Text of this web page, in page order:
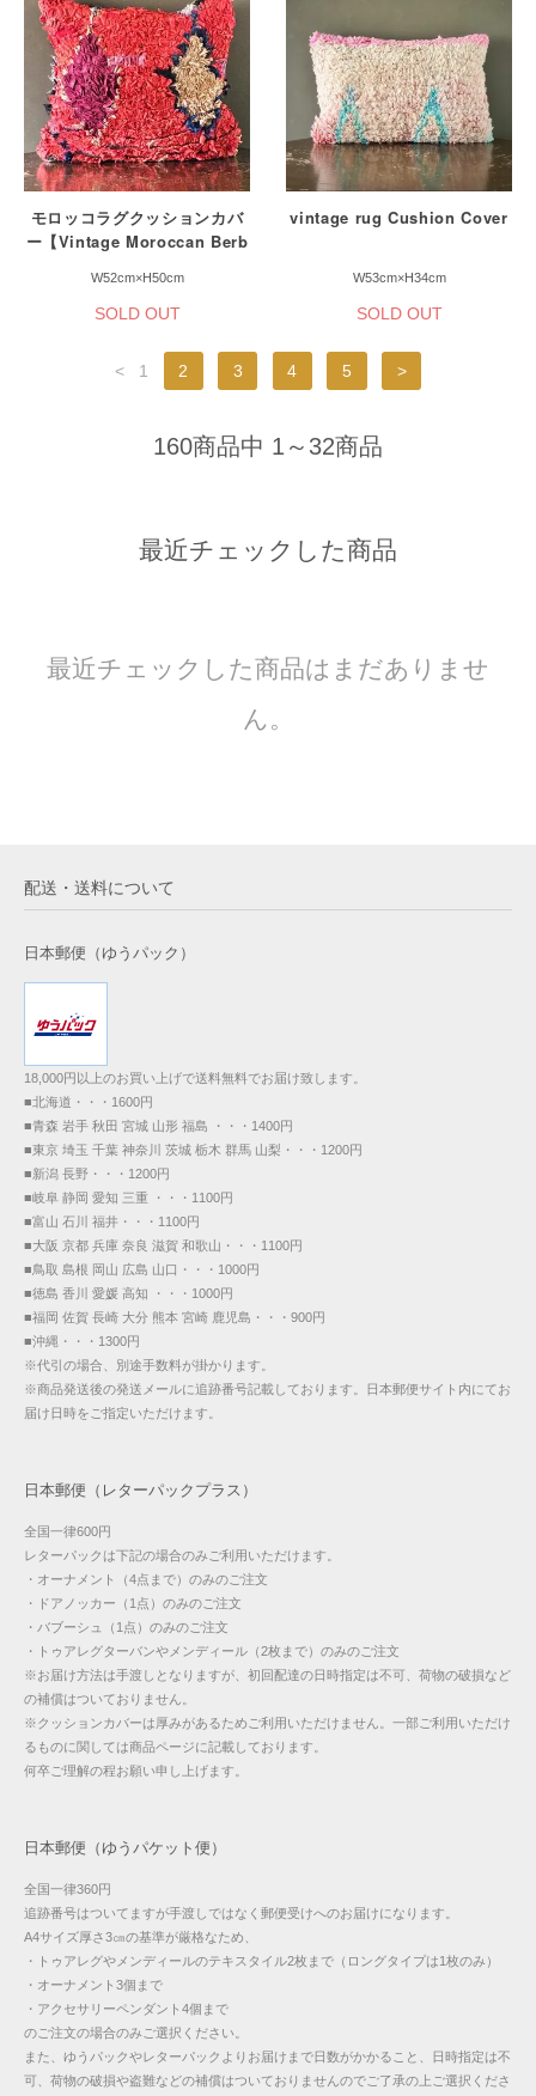
モロッコラグクッションカバ
ー【Vintage Moroccan Berb
W52cm×H50cm
SOLD OUT
vintage rug Cushion Cover
W53cm×H34cm
SOLD OUT
< 1 2 3 4 5 >
160商品中 1～32商品
最近チェックした商品
最近チェックした商品はまだありませ
ん。
配送・送料について
日本郵便（ゆうパック）
18,000円以上のお買い上げで送料無料でお届け致します。
■北海道・・・1600円
■青森 岩手 秋田 宮城 山形 福島 ・・・1400円
■東京 埼玉 千葉 神奈川 茨城 栃木 群馬 山梨・・・1200円
■新潟 長野・・・1200円
■岐阜 静岡 愛知 三重 ・・・1100円
■富山 石川 福井・・・1100円
■大阪 京都 兵庫 奈良 滋賀 和歌山・・・1100円
■鳥取 島根 岡山 広島 山口・・・1000円
■徳島 香川 愛媛 高知 ・・・1000円
■福岡 佐賀 長崎 大分 熊本 宮崎 鹿児島・・・900円
■沖縄・・・1300円
※代引の場合、別途手数料が掛かります。
※商品発送後の発送メールに追跡番号記載しております。日本郵便サイト内にてお
届け日時をご指定いただけます。
日本郵便（レターパックプラス）
全国一律600円
レターパックは下記の場合のみご利用いただけます。
・オーナメント（4点まで）のみのご注文
・ドアノッカー（1点）のみのご注文
・バブーシュ（1点）のみのご注文
・トゥアレグターバンやメンディール（2枚まで）のみのご注文
※お届け方法は手渡しとなりますが、初回配達の日時指定は不可、荷物の破損など
の補償はついておりません。
※クッションカバーは厚みがあるためご利用いただけません。一部ご利用いただけ
るものに関しては商品ページに記載しております。
何卒ご理解の程お願い申し上げます。
日本郵便（ゆうパケット便）
全国一律360円
追跡番号はついてますが手渡しではなく郵便受けへのお届けになります。
A4サイズ厚さ3㎝の基準が厳格なため、
・トゥアレグやメンディールのテキスタイル2枚まで（ロングタイプは1枚のみ）
・オーナメント3個まで
・アクセサリーペンダント4個まで
のご注文の場合のみご選択ください。
また、ゆうパックやレターパックよりお届けまで日数がかかること、日時指定は不
可、荷物の破損や盗難などの補償はついておりませんのでご了承の上ご選択くださ